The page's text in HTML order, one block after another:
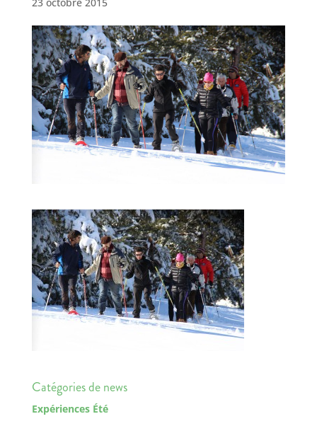
Catégories de news
Expériences Été